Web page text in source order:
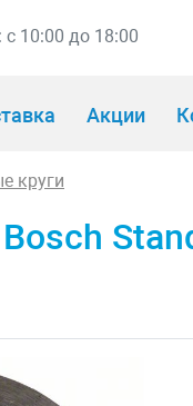
с 10:00 до 18:00
Акции
круги